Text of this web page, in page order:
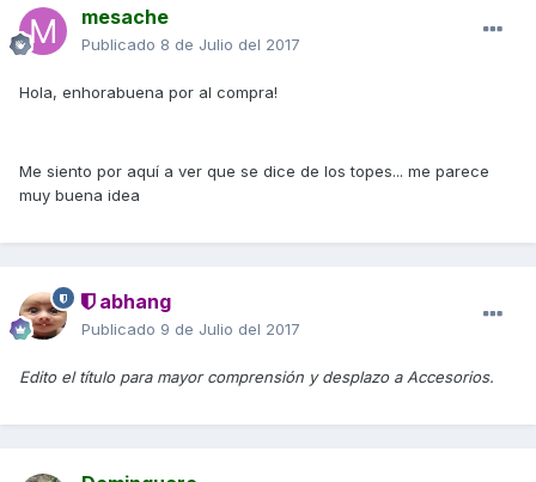
mesache
Publicado 8 de Julio del 2017
Hola, enhorabuena por al compra!
Me siento por aquí a ver que se dice de los topes... me parece
muy buena idea
abhang
Publicado 9 de Julio del 2017
Edito el título para mayor comprensión y desplazo a Accesorios.